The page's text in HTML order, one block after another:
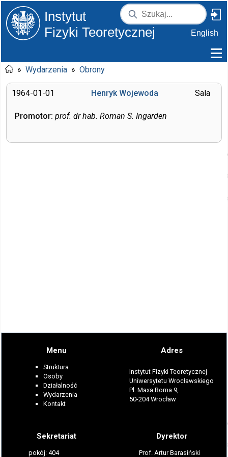
Instytut
Fizyki Teoretycznej
English
» Wydarzenia » Obrony
1964-01-01 Sala
Henryk Wojewoda
Promotor: prof. dr hab. Roman S. Ingarden
Menu
Struktura
Osoby
Działalność
Wydarzenia
Kontakt
Adres
Instytut Fizyki Teoretycznej
Uniwersytetu Wrocławskiego
Pl. Maxa Borna 9,
50-204 Wrocław
Sekretariat
pokój: 404
Dyrektor
Prof. Artur Barasiński